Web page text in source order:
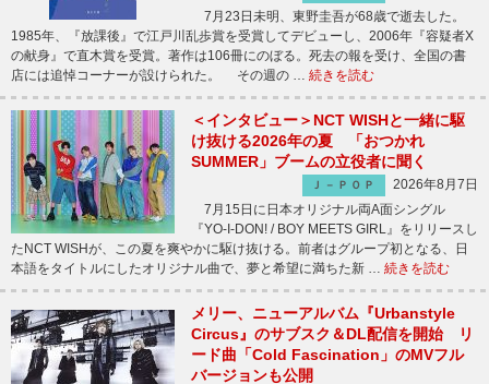
7月23日未明、東野圭吾が68歳で逝去した。
1985年、『放課後』で江戸川乱歩賞を受賞してデビューし、2006年『容疑者X
の献身』で直木賞を受賞。著作は106冊にのぼる。死去の報を受け、全国の書
店には追悼コーナーが設けられた。 その週の … 続きを読む
＜インタビュー＞NCT WISHと一緒に駆
け抜ける2026年の夏 「おつかれ
SUMMER」ブームの立役者に聞く
Ｊ－ＰＯＰ
2026年8月7日
7月15日に日本オリジナル両A面シングル
『YO-I-DON! / BOY MEETS GIRL』をリリースし
たNCT WISHが、この夏を爽やかに駆け抜ける。前者はグループ初となる、日
本語をタイトルにしたオリジナル曲で、夢と希望に満ちた新 … 続きを読む
メリー、ニューアルバム『Urbanstyle
Circus』のサブスク＆DL配信を開始 リ
ード曲「Cold Fascination」のMVフル
バージョンも公開